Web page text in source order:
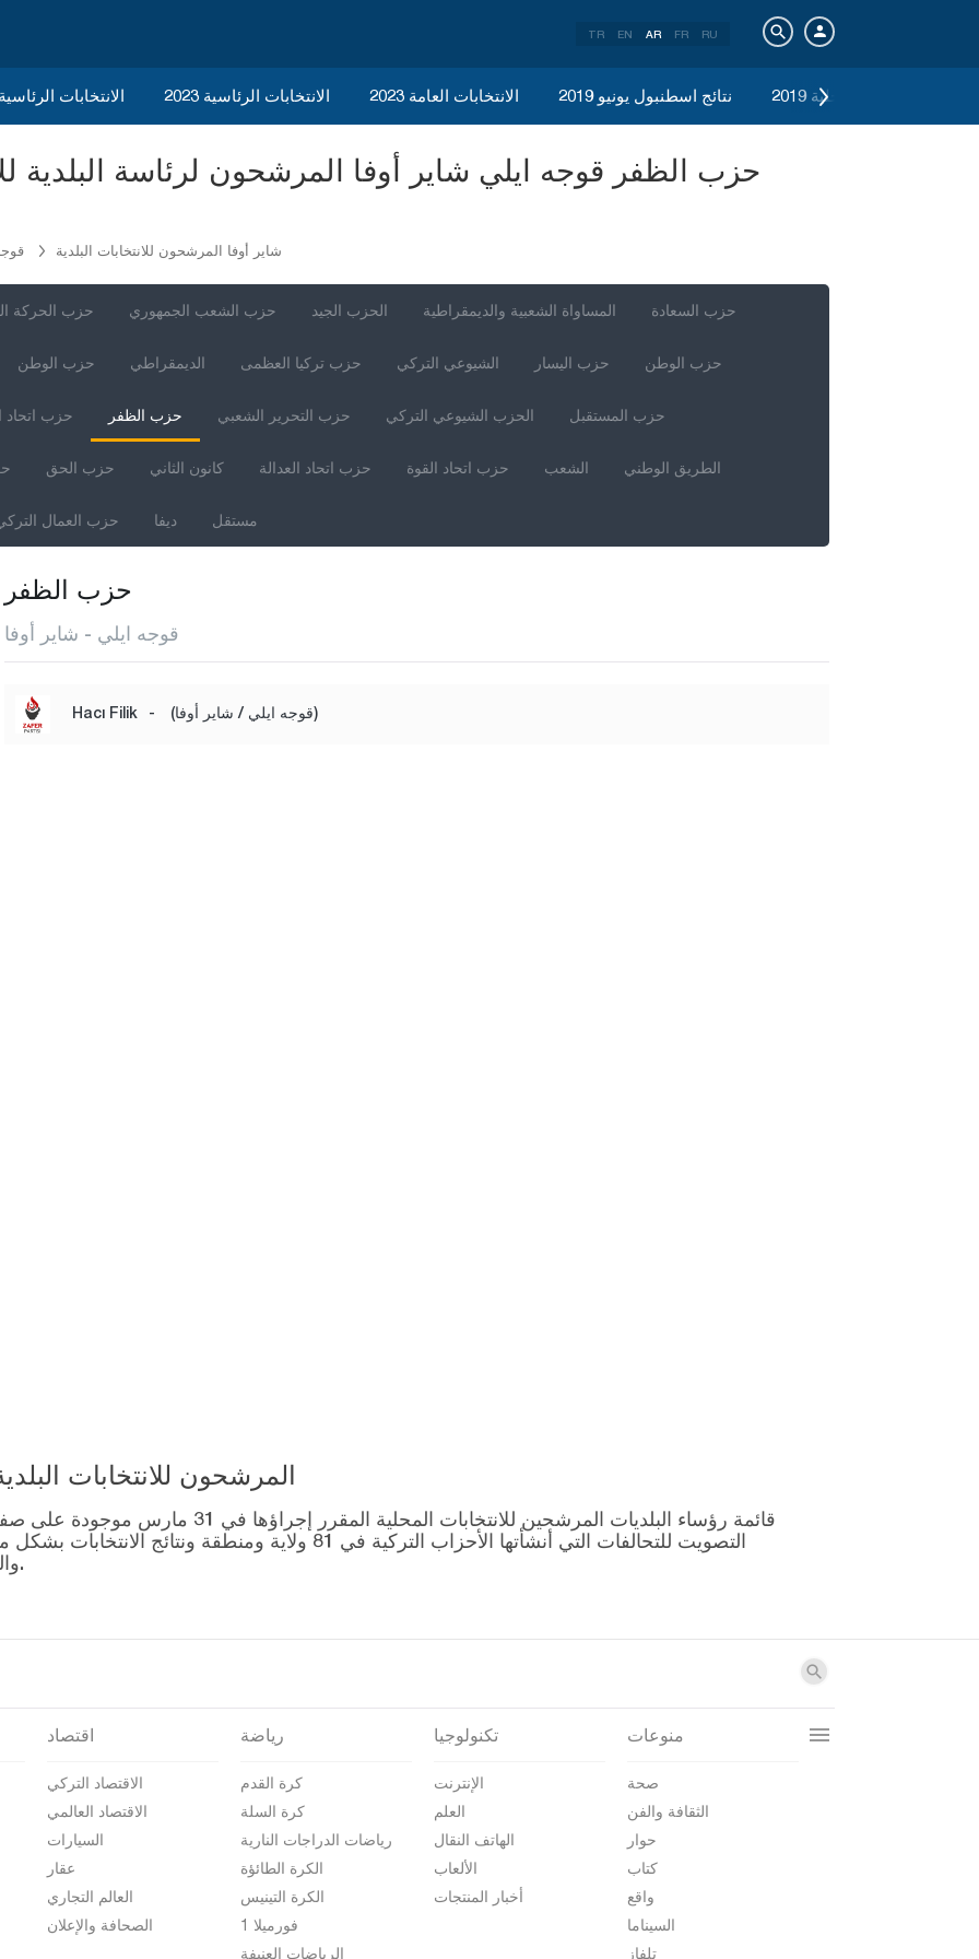
TR EN AR FR RU
2023 الانتخابات الانتخابات الرئاسية 2023 الانتخابات العامة 2023 نتائج اسطنبول يونيو 2019 الانتخابات المحلية 2019
شاير أوفا المرشحون للانتخابات البلدية
حزب الحركة حزب الشعب الجمهوري الحزب الجيد المساواة الشعبية والديمقراطية حزب السعادة
حزب الوطن الديمقراطي حزب تركيا العظمى الشيوعي التركي حزب اليسار حزب الوطن
حزب اتحاد حزب الظفر حزب التحرير الشعبي الحزب الشيوعي التركي حزب المستقبل
حزب الحق كانون الثاني حزب اتحاد العدالة حزب اتحاد القوة الشعب الطريق الوطني
حزب العمال ديفا مستقل
حزب الظفر
قوجه ايلي - شاير أوفا
Hacı Filik - (قوجه ايلي / شاير أوفا)
المرشحون للانتخابات البلدية المحلية –
قائمة رؤساء البلديات المرشحين للانتخابات
التصويت للتحالفات التي أنشأتها الأحزاب التركية في 81
والمرشحين على صفحة نتائج الانتخابات 2024.
اقتصاد
الاقتصاد التركي
الاقتصاد العالمي
السيارات
عقار
العالم التجاري
الصحافة والإعلان
رياضة
كرة القدم
كرة السلة
رياضات الدراجات النارية
الكرة الطائؤة
الكرة التينيس
فورميلا 1
الرياضات العنيفة
تكنولوجيا
الإنترنت
العلم
الهاتف النقال
الألعاب
أخبار المنتجات
منوعات
صحة
الثقافة والفن
حوار
كتاب
واقع
السيناما
تلفاز